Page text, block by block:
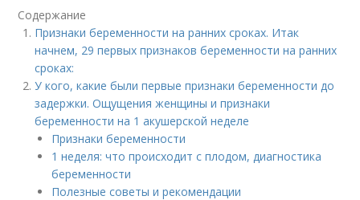
Содержание
Признаки беременности на ранних сроках. Итак
начнем, 29 первых признаков беременности на ранних
сроках:
У кого, какие были первые признаки беременности до
задержки. Ощущения женщины и признаки
беременности на 1 акушерской неделе
Признаки беременности
1 неделя: что происходит с плодом, диагностика
беременности
Полезные советы и рекомендации